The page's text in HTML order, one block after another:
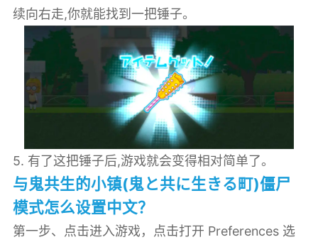
续向右走,你就能找到一把锤子。
5. 有了这把锤子后,游戏就会变得相对简单了。
与鬼共生的小镇(鬼と共に生きる町)僵尸
模式怎么设置中文？
第一步、点击进入游戏，点击打开 Preferences 选